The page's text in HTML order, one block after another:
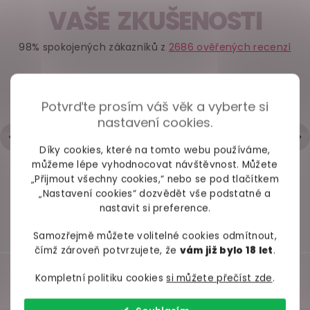
Potvrďte prosím váš věk a vyberte si
nastavení cookies.
Díky cookies, které na tomto webu používáme,
můžeme lépe vyhodnocovat návštěvnost. Můžete
„Přijmout všechny cookies,“ nebo se pod tlačítkem
„Nastavení cookies“ dozvědět vše podstatné a
nastavit si preference.
Samozřejmě můžete volitelné cookies odmítnout,
čímž zároveň potvrzujete, že vám již bylo 18 let.
Kompletní politiku cookiessi můžete přečíst zde.
Hřejivý vibrátor na
Anya
skladem
1 279 Kč
Detail
Lakované vinylové
Collectionbílé
skladem
499 Kč
Do košíku
Saténová
Secred +
VAŠE ZKUŠENOSTI
98% spokojených zákazníků z 2686 ověřených recenzí
Hodnocení obchodu je 5 z 5 hvězdiček.
- Trochu strohá komunikace přes mail